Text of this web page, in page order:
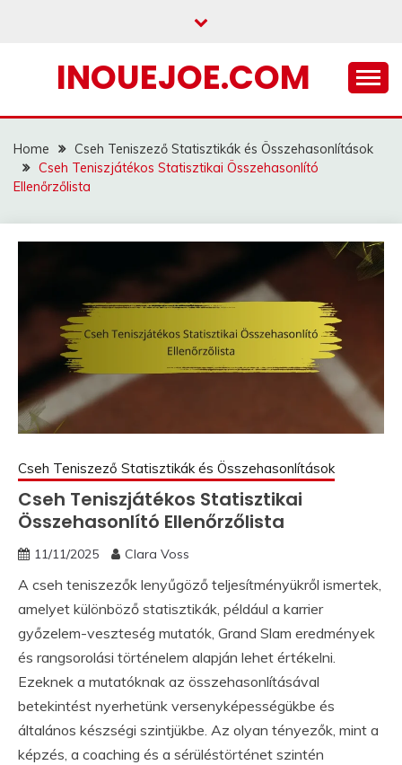
INOUEJOE.COM
Home
Cseh Teniszező Statisztikák és Összehasonlítások
Cseh Teniszjátékos Statisztikai Összehasonlító
Ellenőrzőlista
Cseh Teniszező Statisztikák és Összehasonlítások
Cseh Teniszjátékos Statisztikai
Összehasonlító Ellenőrzőlista
11/11/2025 Clara Voss
A cseh teniszezők lenyűgöző teljesítményükről ismertek,
amelyet különböző statisztikák, például a karrier
győzelem-veszteség mutatók, Grand Slam eredmények
és rangsorolási történelem alapján lehet értékelni.
Ezeknek a mutatóknak az összehasonlításával
betekintést nyerhetünk versenyképességükbe és
általános készségi szintjükbe. Az olyan tényezők, mint a
képzés, a coaching és a sérüléstörténet szintén